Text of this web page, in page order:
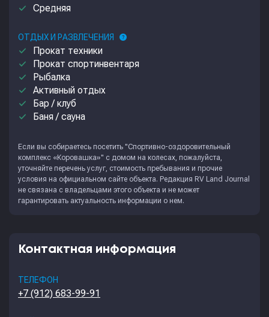
done Средняя
ОТДЫХ И РАЗВЛЕЧЕНИЯ help
done Прокат техники
done Прокат спортинвентаря
done Рыбалка
done Активный отдых
done Бар / клуб
done Баня / сауна
Если вы собираетесь посетить "Спортивно-оздоровительный
комплекс «Коровашка»" с домом на колесах, пожалуйста,
уточняйте перечень услуг, стоимость пребывания и прочие
условия на официальном сайте объекта. Редакция RV Land Journal
не связана с владельцами этого объекта и не может
гарантировать актуальность информации о нем.
Контактная информация
ТЕЛЕФОН
+7 (912) 683-99-91